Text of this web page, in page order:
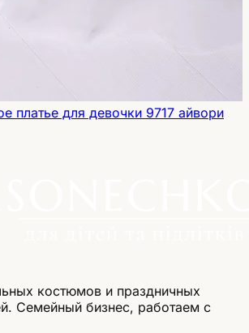
платье для девочки 9717 айвори
костюмов и праздничных
Семейный бизнес, работаем с